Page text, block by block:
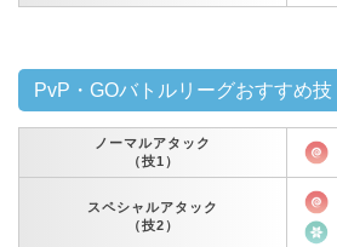
PvP・GOバトルリーグおすすめ技
ノーマルアタック
（技1）
スペシャルアタック
（技2）